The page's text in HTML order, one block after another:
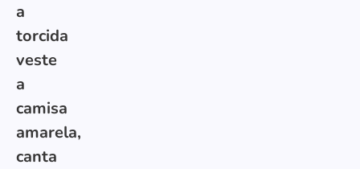
a
torcida
veste
a
camisa
amarela,
canta